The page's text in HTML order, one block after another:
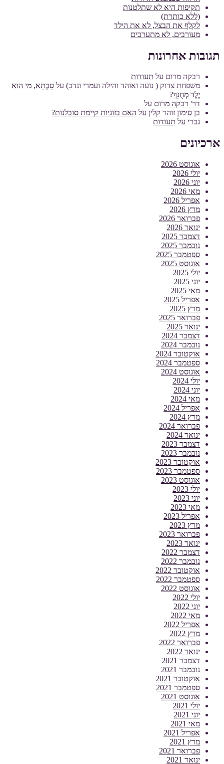
תקיפות היא לא שתלטנות
(ללא כותרת)
לקלף את הבצל, לא את הילד
מעורבים, לא מתערבים
תגובות אחרונות
רבקה מרום על תעודות
משפחת צדוק ( נועה ואוהד והילה ועמרי ונדב) על סָבְתָא, מִי הוּא
יֶלֶד מְחֻנָּךְ?
דר' רבקה מרום על
בן סימון זוהר קלין על האם בזוגיות קיימת סובלנות?
גברי על תעודות
ארכיונים
אוגוסט 2026
יולי 2026
יוני 2026
מאי 2026
אפריל 2026
מרץ 2026
פברואר 2026
ינואר 2026
דצמבר 2025
נובמבר 2025
ספטמבר 2025
אוגוסט 2025
יולי 2025
יוני 2025
מאי 2025
אפריל 2025
מרץ 2025
פברואר 2025
ינואר 2025
דצמבר 2024
נובמבר 2024
אוקטובר 2024
ספטמבר 2024
אוגוסט 2024
יולי 2024
יוני 2024
מאי 2024
אפריל 2024
מרץ 2024
פברואר 2024
ינואר 2024
דצמבר 2023
נובמבר 2023
אוקטובר 2023
ספטמבר 2023
אוגוסט 2023
יולי 2023
יוני 2023
מאי 2023
אפריל 2023
מרץ 2023
פברואר 2023
ינואר 2023
דצמבר 2022
נובמבר 2022
אוקטובר 2022
ספטמבר 2022
אוגוסט 2022
יולי 2022
יוני 2022
מאי 2022
אפריל 2022
מרץ 2022
פברואר 2022
ינואר 2022
דצמבר 2021
נובמבר 2021
אוקטובר 2021
ספטמבר 2021
אוגוסט 2021
יולי 2021
יוני 2021
מאי 2021
אפריל 2021
מרץ 2021
פברואר 2021
ינואר 2021